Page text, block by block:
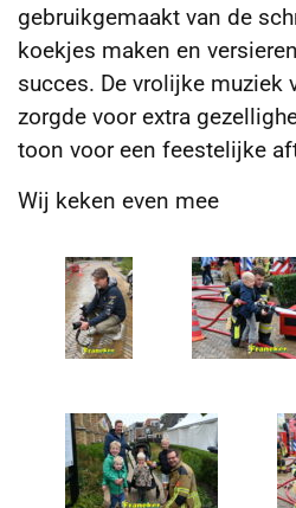
gebruikgemaakt van de
koekjes maken en
succes. De vrolijke muziek
zorgde voor extra
toon voor een feestelijke
Wij keken even mee